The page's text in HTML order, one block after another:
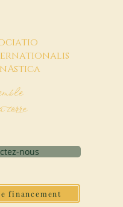
terre
nous
financement